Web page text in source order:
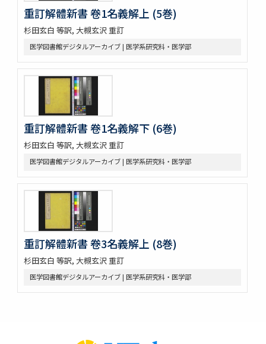
重訂解體新書 卷1名義解上 (5巻)
杉田玄白 等訳, 大槻玄沢 重訂
医学図書館デジタルアーカイブ | 医学系研究科・医学部
重訂解體新書 卷1名義解下 (6巻)
杉田玄白 等訳, 大槻玄沢 重訂
医学図書館デジタルアーカイブ | 医学系研究科・医学部
重訂解體新書 卷3名義解上 (8巻)
杉田玄白 等訳, 大槻玄沢 重訂
医学図書館デジタルアーカイブ | 医学系研究科・医学部